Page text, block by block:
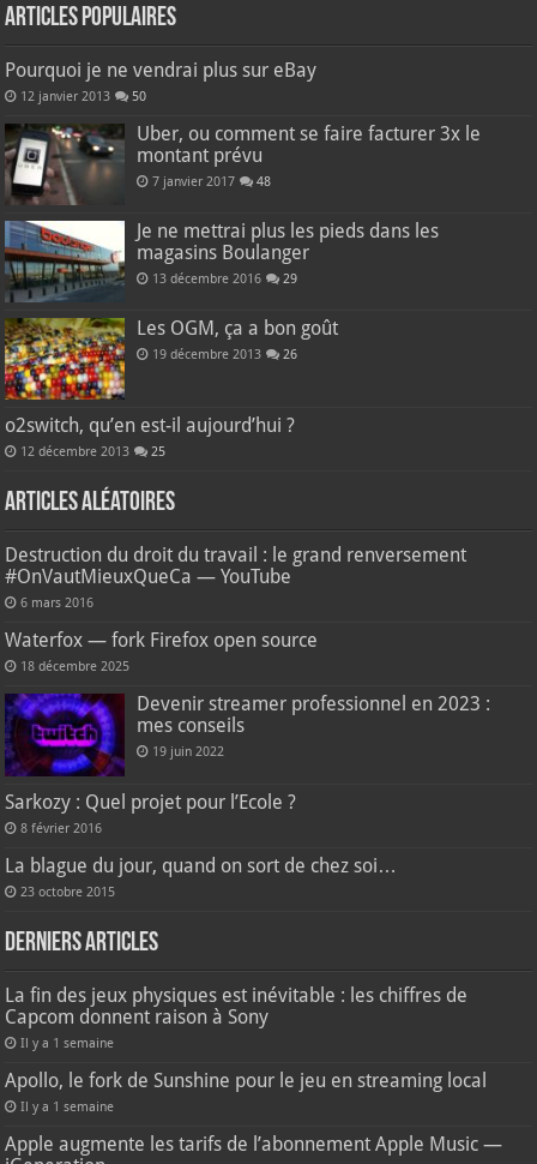
Articles populaires
Pourquoi je ne vendrai plus sur eBay
12 janvier 2013 50
Uber, ou comment se faire facturer 3x le
montant prévu
7 janvier 2017 48
Je ne mettrai plus les pieds dans les
magasins Boulanger
13 décembre 2016 29
Les OGM, ça a bon goût
19 décembre 2013 26
o2switch, qu’en est-il aujourd’hui ?
12 décembre 2013 25
Articles aléatoires
Destruction du droit du travail : le grand renversement
#OnVautMieuxQueCa — YouTube
6 mars 2016
Waterfox — fork Firefox open source
18 décembre 2025
Devenir streamer professionnel en 2023 :
mes conseils
19 juin 2022
Sarkozy : Quel projet pour l’Ecole ?
8 février 2016
La blague du jour, quand on sort de chez soi…
23 octobre 2015
Derniers articles
La fin des jeux physiques est inévitable : les chiffres de
Capcom donnent raison à Sony
Il y a 1 semaine
Apollo, le fork de Sunshine pour le jeu en streaming local
Il y a 1 semaine
Apple augmente les tarifs de l’abonnement Apple Music —